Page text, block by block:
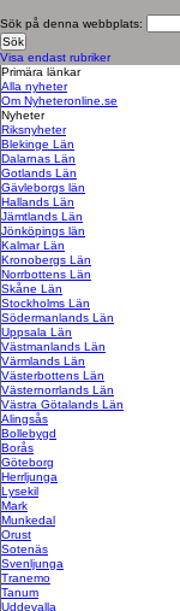
Sök på denna webbplats:
Visa endast rubriker
Primära länkar
Alla nyheter
Om Nyheteronline.se
Nyheter
Riksnyheter
Blekinge Län
Dalarnas Län
Gotlands Län
Gävleborgs län
Hallands Län
Jämtlands Län
Jönköpings län
Kalmar Län
Kronobergs Län
Norrbottens Län
Skåne Län
Stockholms Län
Södermanlands Län
Uppsala Län
Västmanlands Län
Värmlands Län
Västerbottens Län
Västernorrlands Län
Västra Götalands Län
Alingsås
Bollebygd
Borås
Göteborg
Herrljunga
Lysekil
Mark
Munkedal
Orust
Sotenäs
Svenljunga
Tranemo
Tanum
Uddevalla